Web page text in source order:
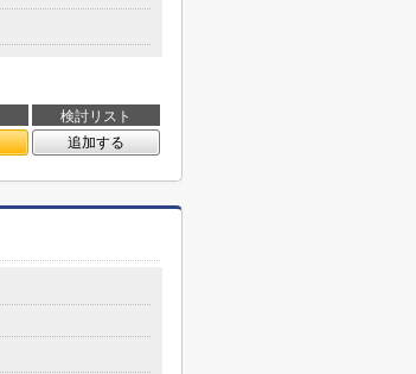
検討リスト
追加する